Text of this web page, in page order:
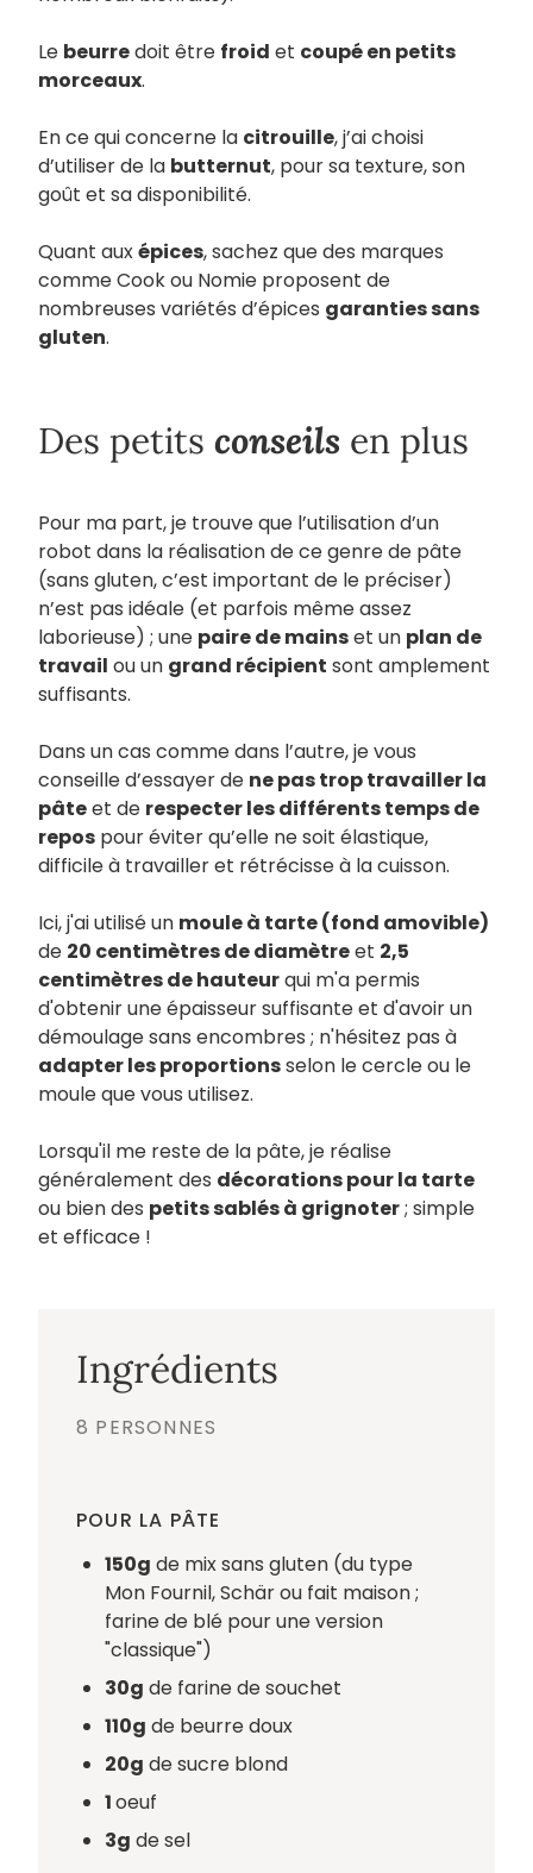
Le beurredoit être froid et coupé en petits
morceaux.
En ce qui concerne la citrouille, j’ai choisi
d’utiliser de la butternut, pour sa texture, son
goût et sa disponibilité.
Quant auxépices, sachez que des marques
comme Cook ou Nomie proposent de
nombreuses variétés d’épices garanties sans
gluten.
Des petits conseils en plus
Pour ma part, je trouve que l’utilisation d’un
robot dans la réalisation de ce genre de pâte
(sans gluten, c’est important de le préciser)
n’est pas idéale (et parfois même assez
laborieuse) ; une paire de mainset un plan de
travail ou un grand récipient sont amplement
suffisants.
Dans un cas comme dans l’autre, je vous
conseille d’essayer de ne pas trop travailler la
pâteet de respecter les différents temps de
repos pour éviter qu’elle ne soit élastique,
difficile à travailler et rétrécisse à la cuisson.
Ici, j'ai utilisé un moule à tarte (fond amovible)
de 20 centimètres de diamètreet 2,5
centimètres de hauteurqui m'a permis
d'obtenir une épaisseur suffisante et d'avoir un
démoulage sans encombres ; n'hésitez pas à
adapter les proportionsselon le cercle ou le
moule que vous utilisez.
Lorsqu'il me reste de la pâte, je réalise
généralement des décorations pour la tarte
ou bien des petits sablés à grignoter; simple
et efficace !
Ingrédients
8 PERSONNES
POUR LA PÂTE
150g de mix sans gluten (du type
Mon Fournil, Schär ou fait maison ;
farine de blé pour une version
"classique")
30g de farine de souchet
110g de beurre doux
20g de sucre blond
1oeuf
3g de sel